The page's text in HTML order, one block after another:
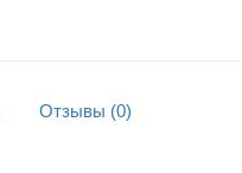
Отзывы (0)